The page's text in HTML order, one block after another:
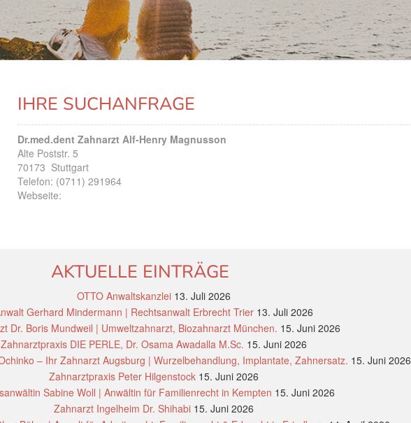
IHRE SUCHANFRAGE
Dr.med.dent Zahnarzt Alf-Henry Magnusson
Alte Poststr. 5
70173 Stuttgart
Telefon: (0711) 291964
Webseite:
AKTUELLE EINTRÄGE
OTTO Anwaltskanzlei 13. Juli 2026
Gerhard Mindermann | Rechtsanwalt Erbrecht Trier 13. Juli 2026
Dr. Boris Mundweil | Umweltzahnarzt, Biozahnarzt München. 15. Juni 2026
Zahnarztpraxis DIE PERLE, Dr. Osama Awadalla M.Sc. 15. Juni 2026
– Ihr Zahnarzt Augsburg | Wurzelbehandlung, Implantate, Zahnersatz. 15. Juni 2026
Zahnarztpraxis Peter Hilgenstock 15. Juni 2026
Sabine Woll | Anwältin für Familienrecht in Kempten 15. Juni 2026
Zahnarzt Ingelheim Dr. Shihabi 15. Juni 2026